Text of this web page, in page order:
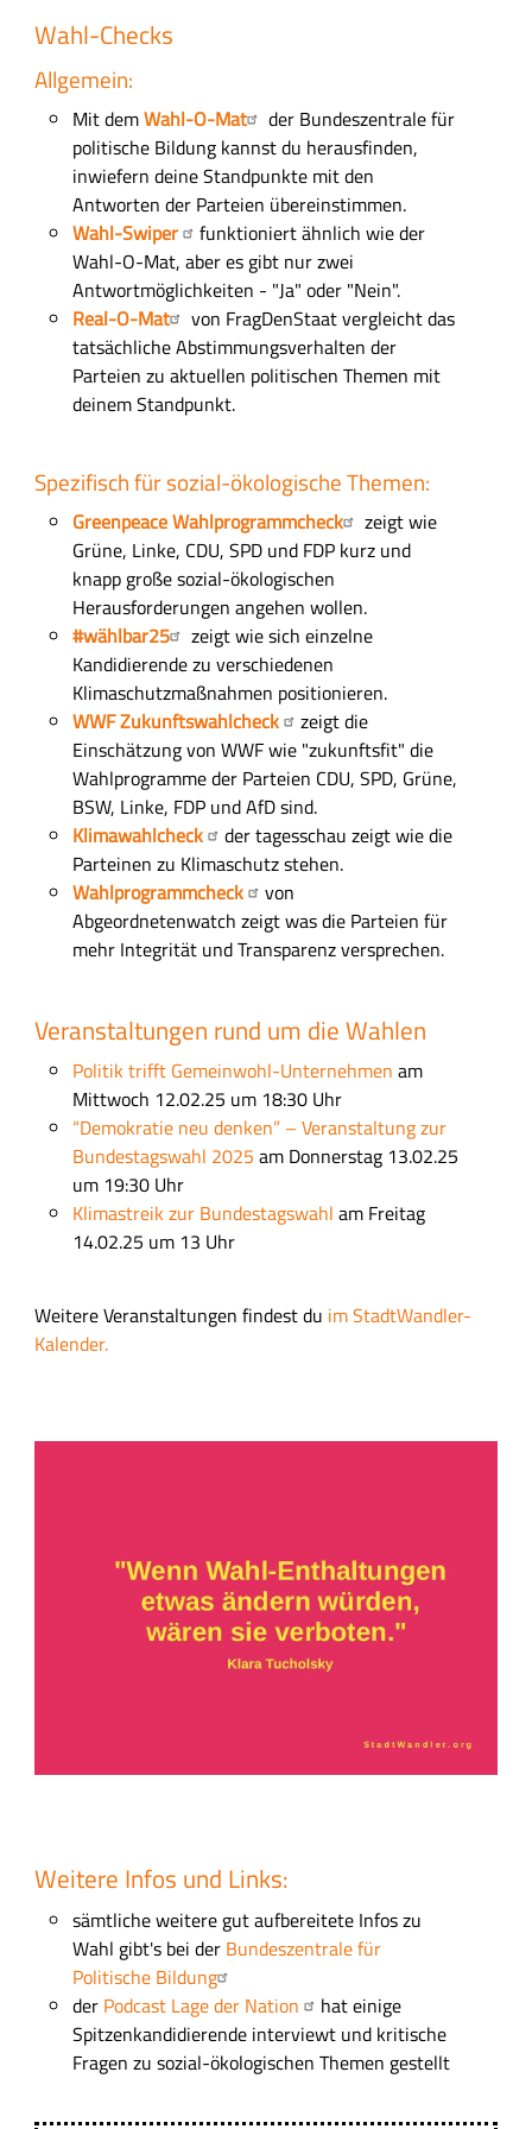
Wahl-Checks
Allgemein:
Mit demWahl-O-Mat
der Bundeszentrale für
politische Bildung kannst du herausfinden,
inwiefern deine Standpunkte mit den
Antworten der Parteien übereinstimmen.
Wahl-Swiper
funktioniert ähnlich wie der
Wahl-O-Mat, aber es gibt nur zwei
Antwortmöglichkeiten - "Ja" oder "Nein".
Real-O-Mat
von FragDenStaat vergleicht das
tatsächliche Abstimmungsverhalten der
Parteien zu aktuellen politischen Themen mit
deinem Standpunkt.
Spezifisch für sozial-ökologische Themen:
Greenpeace Wahlprogrammcheck
zeigt wie
Grüne, Linke, CDU, SPD und FDP kurz und
knapp große sozial-ökologischen
Herausforderungen angehen wollen.
#wählbar25
zeigt wie sich einzelne
Kandidierende zu verschiedenen
Klimaschutzmaßnahmen positionieren.
WWF Zukunftswahlcheck
zeigt die
Einschätzung von WWF wie "zukunftsfit" die
Wahlprogramme der Parteien CDU, SPD, Grüne,
BSW, Linke, FDP und AfD sind.
Klimawahlcheck
der tagesschau zeigt wie die
Parteinen zu Klimaschutz stehen.
Wahlprogrammcheck
von
Abgeordnetenwatch zeigt was die Parteien für
mehr Integrität und Transparenz versprechen.
Veranstaltungen rund um die Wahlen
Politik trifft Gemeinwohl-Unternehmen am
Mittwoch 12.02.25 um 18:30 Uhr
“Demokratie neu denken” – Veranstaltung zur
Bundestagswahl 2025 am Donnerstag 13.02.25
um 19:30 Uhr
Klimastreik zur Bundestagswahl am Freitag
14.02.25 um 13 Uhr
Weitere Veranstaltungen findest du im StadtWandler-
Kalender.
Weitere Infos und Links:
sämtliche weitere gut aufbereitete Infos zu
Wahl gibt's bei derBundeszentrale für
Politische Bildung
der Podcast Lage der Nation
hat einige
Spitzenkandidierende interviewt und kritische
Fragen zu sozial-ökologischen Themen gestellt